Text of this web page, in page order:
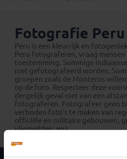
Fotografie Peru
Peru is een kleurrijk en
Peru fotograferen, vraag
toestemming. Sommige
niet gefotografeerd worden.
groepen zoals de Monteros
op de foto. Respecteer deze
dergelijk geval niet van een
fotograferen. Fotografeer geen
verboden foto’s te maken van
officiële en militaire gebouwen,
vliegvelden, enz.